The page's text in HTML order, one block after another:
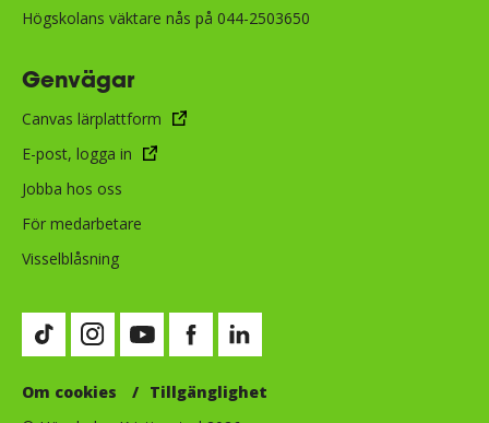
Högskolans väktare nås på 044-2503650
Genvägar
Canvas lärplattform
E-post, logga in
Jobba hos oss
För medarbetare
Visselblåsning
Besök vår LinkedIn-sida
Besök vår Facebook-sida (öppnas i
Besök vår Youtube-sida (öppnas i nytt
Besök vår Instagram-sida (öppnas i nytt fönster)
Besök vår TikTok-sida (öppnas i nytt fönster)
Om cookies
Tillgänglighet